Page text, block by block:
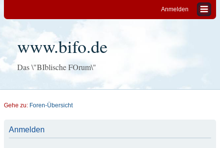
Anmelden
www.bifo.de
Das \"BIblische FOrum\"
Gehe zu: Foren-Übersicht
Anmelden